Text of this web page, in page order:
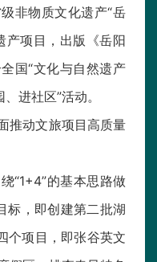
非物质文化遗产“岳
产项目，出版《岳阳
国“文化与自然遗产
进社区”活动。
推动文旅项目高质量
“1+4”的基本思路做
标，即创建第二批湖
个项目，即张谷英文